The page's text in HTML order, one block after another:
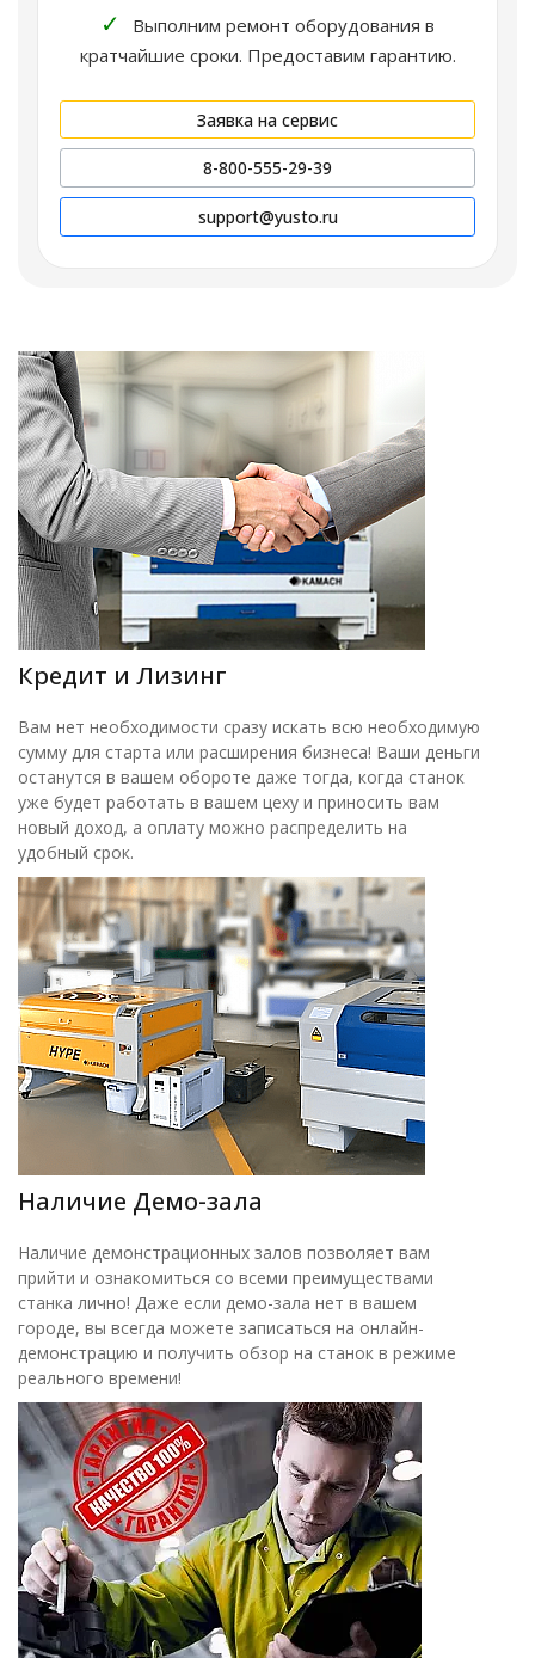
✓
Выполним ремонт оборудования в
кратчайшие сроки. Предоставим гарантию.
Заявка на сервис
8-800-555-29-39
support@yusto.ru
Кредит и Лизинг
Вам нет необходимости сразу искать всю необходимую
сумму для старта или расширения бизнеса! Ваши деньги
останутся в вашем обороте даже тогда, когда станок
уже будет работать в вашем цеху и приносить вам
новый доход, а оплату можно распределить на
удобный срок.
Наличие Демо-зала
Наличие демонстрационных залов позволяет вам
прийти и ознакомиться со всеми преимуществами
станка лично! Даже если демо-зала нет в вашем
городе, вы всегда можете записаться на онлайн-
демонстрацию и получить обзор на станок в режиме
реального времени!